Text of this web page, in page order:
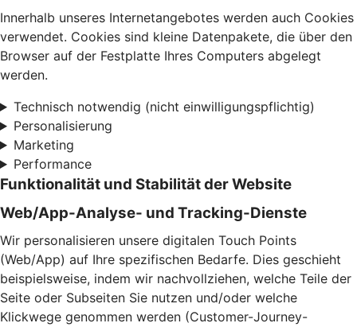
Innerhalb unseres Internetangebotes werden auch Cookies
verwendet. Cookies sind kleine Datenpakete, die über den
Browser auf der Festplatte Ihres Computers abgelegt
werden.
Technisch notwendig (nicht einwilligungspflichtig)
Personalisierung
Marketing
Performance
Funktionalität und Stabilität der Website
Web/App-Analyse- und Tracking-Dienste
Wir personalisieren unsere digitalen Touch Points
(Web/App) auf Ihre spezifischen Bedarfe. Dies geschieht
beispielsweise, indem wir nachvollziehen, welche Teile der
Seite oder Subseiten Sie nutzen und/oder welche
Klickwege genommen werden (Customer-Journey-